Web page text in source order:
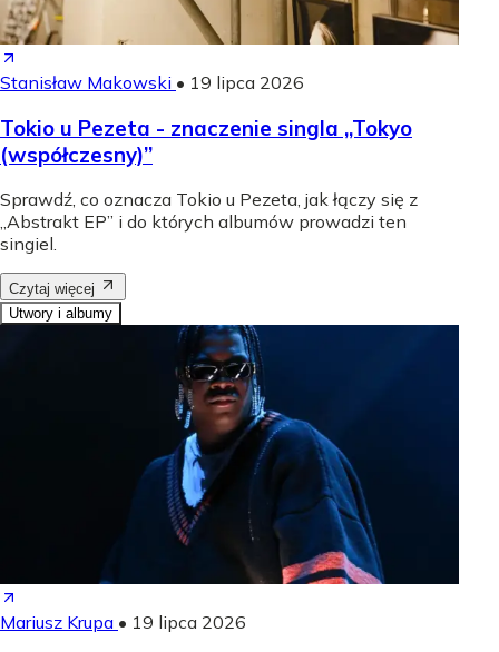
Stanisław Makowski • 19 lipca 2026
Tokio u Pezeta - znaczenie singla „Tokyo
(współczesny)”
Sprawdź, co oznacza Tokio u Pezeta, jak łączy się z
„Abstrakt EP” i do których albumów prowadzi ten
singiel.
Czytaj więcej
Utwory i albumy
Mariusz Krupa • 19 lipca 2026